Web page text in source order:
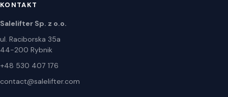
KONTAKT
Salelifter Sp. z o.o.
ul. Raciborska 35a
44-200 Rybnik
+48 530 407 176
contact@salelifter.com